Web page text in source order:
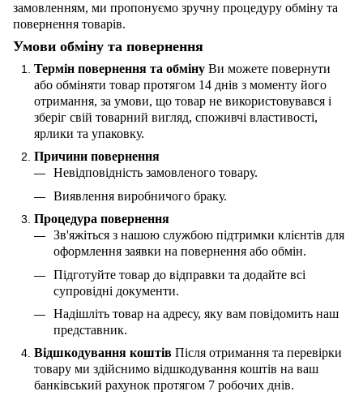
замовленням, ми пропонуємо зручну процедуру обміну та
повернення товарів.
Умови обміну та повернення
Термін повернення та обміну Ви можете повернути
або обміняти товар протягом 14 днів з моменту його
отримання, за умови, що товар не використовувався і
зберіг свій товарний вигляд, споживчі властивості,
ярлики та упаковку.
Причини повернення
Невідповідність замовленого товару.
Виявлення виробничого браку.
Процедура повернення
Зв'яжіться з нашою службою підтримки клієнтів для
оформлення заявки на повернення або обмін.
Підготуйте товар до відправки та додайте всі
супровідні документи.
Надішліть товар на адресу, яку вам повідомить наш
представник.
Відшкодування коштів Після отримання та перевірки
товару ми здійснимо відшкодування коштів на ваш
банківський рахунок протягом 7 робочих днів.